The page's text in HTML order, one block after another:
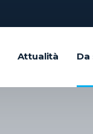
Attualità Da